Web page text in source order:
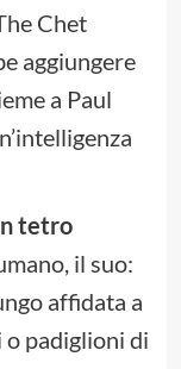
Chet
aggiungere
a Paul
tetro
il suo:
affidata a
o padiglioni di